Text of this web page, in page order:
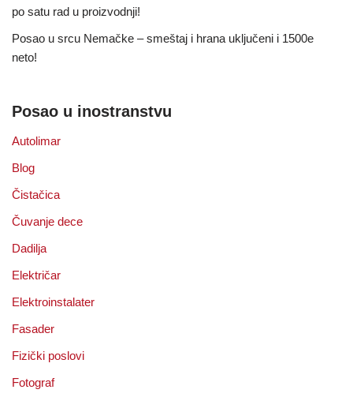
po satu rad u proizvodnji!
Posao u srcu Nemačke – smeštaj i hrana uključeni i 1500e
neto!
Posao u inostranstvu
Autolimar
Blog
Čistačica
Čuvanje dece
Dadilja
Električar
Elektroinstalater
Fasader
Fizički poslovi
Fotograf